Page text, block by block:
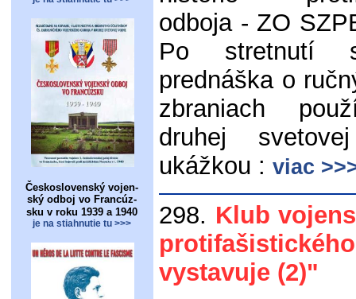
Československý vojen-
ský odboj vo Francúz-
sku v roku 1939 a 1940
je na stiahnutie tu >>>
odboja - ZO
Po stretnutí
prednáška o
zbraniach
druhej
ukážkou : viac
298. Klub
vystavuje (2)"